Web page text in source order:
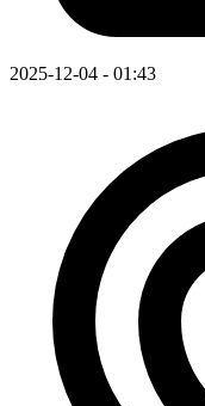
2025-12-04 - 01:43